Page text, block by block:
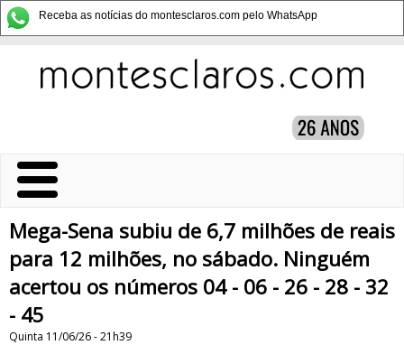
Receba as notícias do montesclaros.com pelo WhatsApp
Mega-Sena subiu de 6,7 milhões de reais
para 12 milhões, no sábado. Ninguém
acertou os números 04 - 06 - 26 - 28 - 32
- 45
Quinta 11/06/26 - 21h39